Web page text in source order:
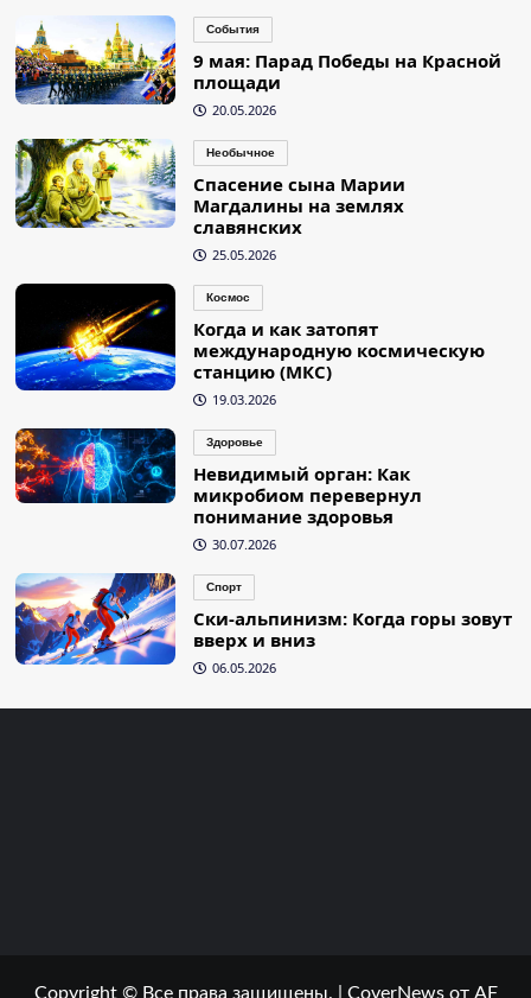
События
9 мая: Парад Победы на Красной
площади
20.05.2026
Необычное
Спасение сына Марии
Магдалины на землях
славянских
25.05.2026
Космос
Когда и как затопят
международную космическую
станцию (МКС)
19.03.2026
Здоровье
Невидимый орган: Как
микробиом перевернул
понимание здоровья
30.07.2026
Спорт
Ски-альпинизм: Когда горы зовут
вверх и вниз
06.05.2026
Copyright © Все права защищены. CoverNewsот AF